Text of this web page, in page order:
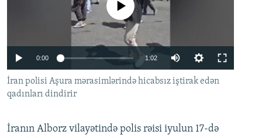
AZƏRBAYCAN ƏDƏBIYYATI KITABXANASI
İSLAM VƏ DEMOKRATIYA
İZ - MƏDƏNIYYƏT PROQRAMI
PEŞƏ ETIKASI VƏ JURNALISTIKA STANDARTLARIMIZ
MATERIALLARIMIZDAN ISTIFADƏ
BIZIMLƏ ƏLAQƏ
RFE/RL-in bütün saytları
No media source currently available
0:00 1:02
240p
İran polisi Aşura mərasimlərində hicabsız iştirak edən
qadınları dindirir
İranın Alborz vilayətində polis rəisi iyulun 17-də